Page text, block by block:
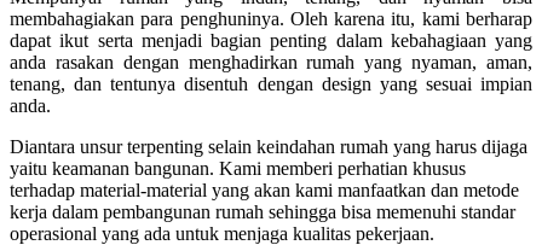
membahagiakan para penghuninya. Oleh karena itu, kami berharap
dapat ikut serta menjadi bagian penting dalam kebahagiaan yang
anda rasakan dengan menghadirkan rumah yang nyaman, aman,
tenang, dan tentunya disentuh dengan design yang sesuai impian
anda.
Diantara unsur terpenting selain keindahan rumah yang harus dijaga
yaitu keamanan bangunan. Kami memberi perhatian khusus
terhadap material-material yang akan kami manfaatkan dan metode
kerja dalam pembangunan rumah sehingga bisa memenuhi standar
operasional yang ada untuk menjaga kualitas pekerjaan.